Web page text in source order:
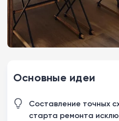
Основные идеи
Составление точных
старта ремонта